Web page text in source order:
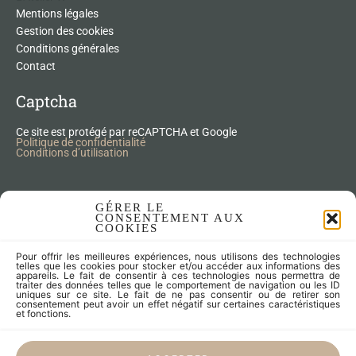
GÉRER LE
CONSENTEMENT AUX
COOKIES
Pour offrir les meilleures expériences, nous utilisons des technologies
telles que les cookies pour stocker et/ou accéder aux informations des
appareils. Le fait de consentir à ces technologies nous permettra de
traiter des données telles que le comportement de navigation ou les ID
uniques sur ce site. Le fait de ne pas consentir ou de retirer son
consentement peut avoir un effet négatif sur certaines caractéristiques
et fonctions.
Mentions légales
Gestion des cookies
Conditions générales
Contact
Captcha
Ce site est protégé par reCAPTCHA et Google
Politique de confidentialité
Conditions d’utilisation
Nos Produits Upcycling
Articles zéro déchet
Fleurs séchées
Lampes
Meubles
Objets